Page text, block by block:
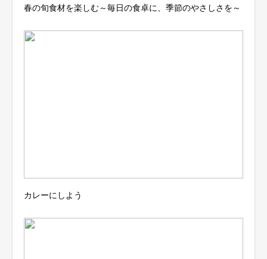
春の旬食材を楽しむ～毎日の食卓に、季節のやさしさを～
カレーにしよう